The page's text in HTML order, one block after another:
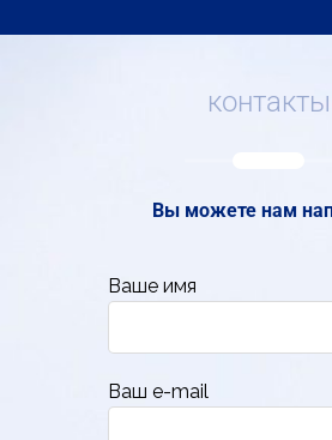
контакты
Вы можете нам
Ваше имя
Ваш e-mail